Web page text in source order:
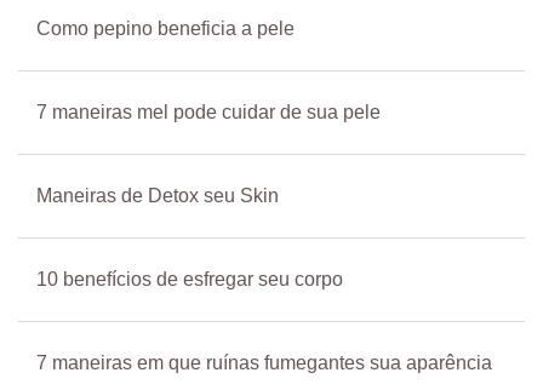
Como pepino beneficia a pele
7 maneiras mel pode cuidar de sua pele
Maneiras de Detox seu Skin
10 benefícios de esfregar seu corpo
7 maneiras em que ruínas fumegantes sua aparência